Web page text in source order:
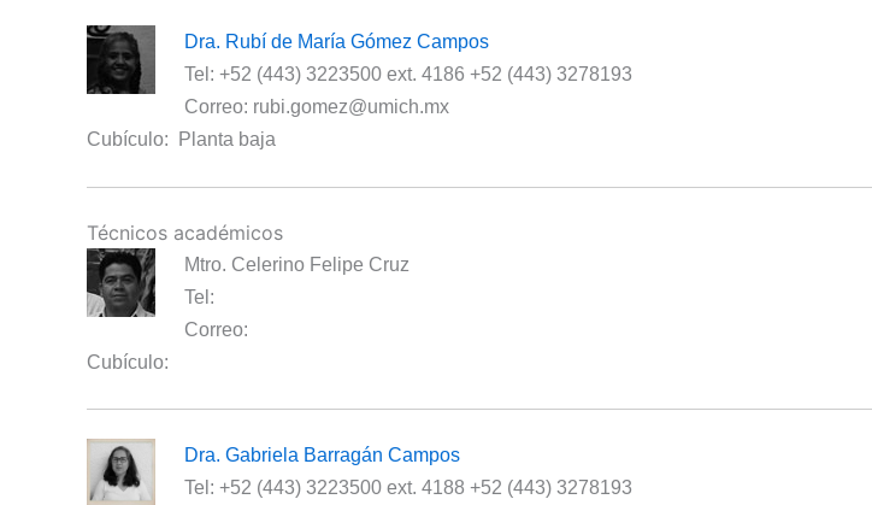
Dra. Rubí de María Gómez Campos
Tel: +52 (443) 3223500 ext. 4186 +52 (443) 3278193
Correo: rubi.gomez@umich.mx
Cubículo: Planta baja
Técnicos académicos
Mtro. Celerino Felipe Cruz
Tel:
Correo:
Cubículo:
Dra. Gabriela Barragán Campos
Tel: +52 (443) 3223500 ext. 4188 +52 (443) 3278193